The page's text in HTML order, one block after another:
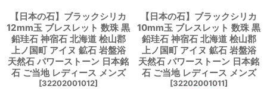
【日本の石】ブラックシリカ
12mm玉 ブレスレット 数珠 黒
鉛珪石 神宿石 北海道 桧山郡
上ノ国町 アイヌ 鉱石 岩盤浴
天然石 パワーストーン 日本銘
石 ご当地 レディース メンズ
[32202001012]
【日本の石】ブラックシリカ
10mm玉 ブレスレット 数珠 黒
鉛珪石 神宿石 北海道 桧山郡
上ノ国町 アイヌ 鉱石 岩盤浴
天然石 パワーストーン 日本銘
石 ご当地 レディース メンズ
[32202001011]